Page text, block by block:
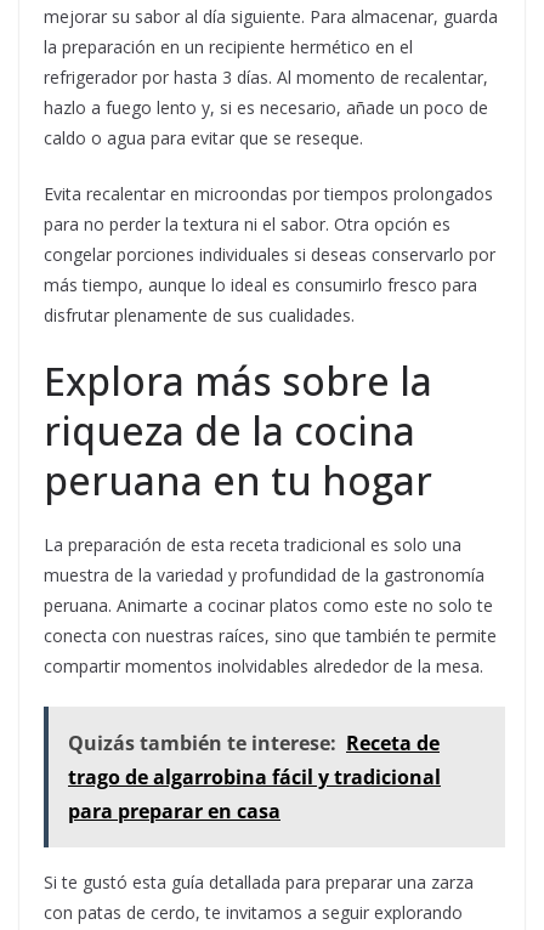
mejorar su sabor al día siguiente. Para almacenar, guarda
la preparación en un recipiente hermético en el
refrigerador por hasta 3 días. Al momento de recalentar,
hazlo a fuego lento y, si es necesario, añade un poco de
caldo o agua para evitar que se reseque.
Evita recalentar en microondas por tiempos prolongados
para no perder la textura ni el sabor. Otra opción es
congelar porciones individuales si deseas conservarlo por
más tiempo, aunque lo ideal es consumirlo fresco para
disfrutar plenamente de sus cualidades.
Explora más sobre la
riqueza de la cocina
peruana en tu hogar
La preparación de esta receta tradicional es solo una
muestra de la variedad y profundidad de la gastronomía
peruana. Animarte a cocinar platos como este no solo te
conecta con nuestras raíces, sino que también te permite
compartir momentos inolvidables alrededor de la mesa.
Quizás también te interese: Receta de
trago de algarrobina fácil y tradicional
para preparar en casa
Si te gustó esta guía detallada para preparar una zarza
con patas de cerdo, te invitamos a seguir explorando